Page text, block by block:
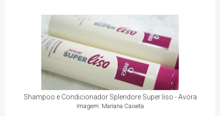
Shampoo e Condicionador Splendore Super liso - Avora
Imagem: Mariana Caixeta